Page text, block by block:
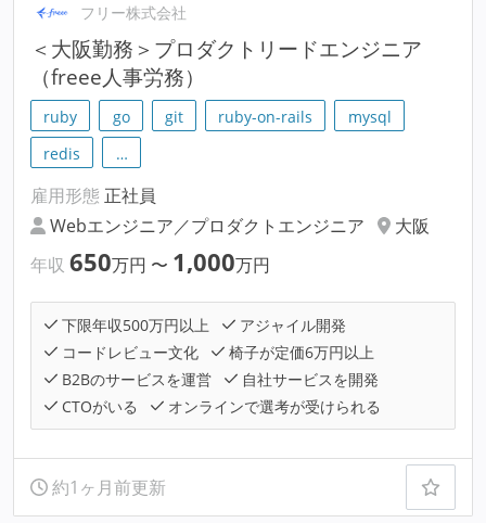
フリー株式会社
＜大阪勤務＞プロダクトリードエンジニア
（freee人事労務）
ruby go git ruby-on-rails
mysql
redis
…
雇用形態 正社員
Webエンジニア／プロダクトエンジニア
大阪
年収 650万円 〜 1,000万円
下限年収500万円以上
アジャイル開発
コードレビュー文化
椅子が定価6万円以上
B2Bのサービスを運営
自社サービスを開発
CTOがいる
オンラインで選考が受けられる
約1ヶ月前更新